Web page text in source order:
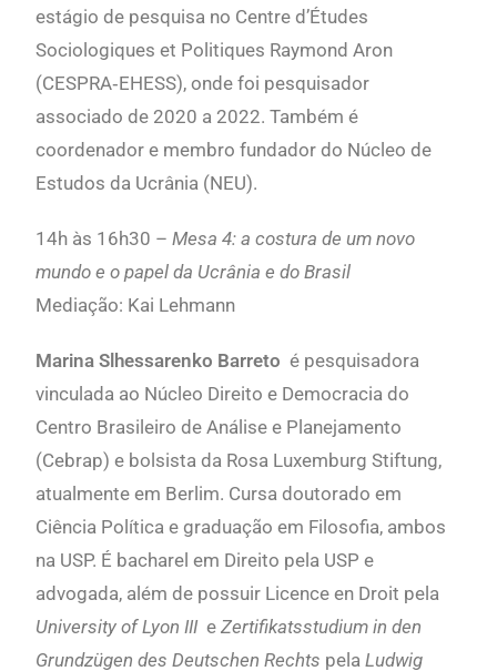
estágio de pesquisa no Centre d’Études
Sociologiques et Politiques Raymond Aron
(CESPRA‐EHESS), onde foi pesquisador
associado de 2020 a 2022. Também é
coordenador e membro fundador do Núcleo de
Estudos da Ucrânia (NEU).
14h às 16h30 –Mesa 4: a costura de um novo
mundo e o papel da Ucrânia e do Brasil
Mediação: Kai Lehmann
Marina Slhessarenko Barreto é pesquisadora
vinculada ao Núcleo Direito e Democracia do
Centro Brasileiro de Análise e Planejamento
(Cebrap) e bolsista da Rosa Luxemburg Stiftung,
atualmente em Berlim. Cursa doutorado em
Ciência Política e graduação em Filosofia, ambos
na USP. É bacharel em Direito pela USP e
advogada, além de possuir Licence en Droit pela
University of Lyon III eZertifikatsstudium in den
Grundzügen des Deutschen Rechts pelaLudwig